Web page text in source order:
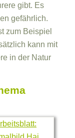
gibt. Es
gefährlich.
zum Beispiel
kann mit
in der Natur